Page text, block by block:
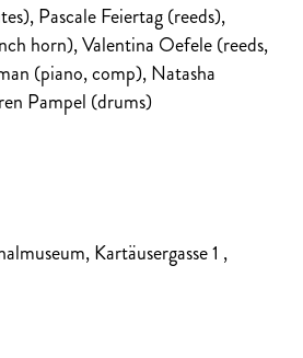
Pascale Feiertag (reeds),
horn), Valentina Oefele (reeds,
(piano, comp), Natasha
Pampel (drums)
Kartäusergasse 1 ,